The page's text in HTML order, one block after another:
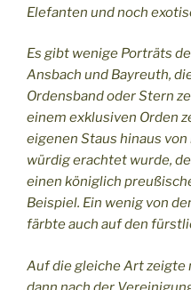
Elefanten und noch
Es gibt wenige Porträts
Ansbach und Bayreuth,
Ordensband oder Stern
einem exklusiven Orden
eigenen Staus hinaus
würdig erachtet wurde,
einen königlich
Beispiel. Ein wenig von
färbte auch auf den
Auf die gleiche Art zeigte